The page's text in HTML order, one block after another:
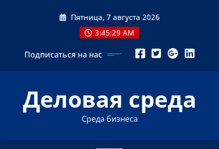
Пятница, 7 августа 2026
3:45:30 AM
Подписаться на нас
Деловая среда
Среда бизнеса